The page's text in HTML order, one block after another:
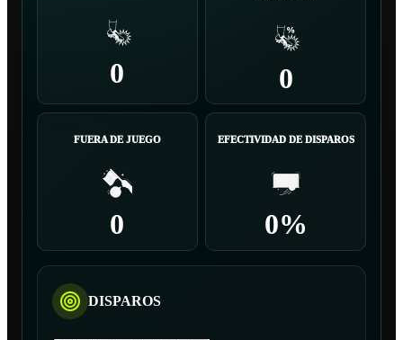
0 0
FUERA DE JUEGO
0
EFECTIVIDAD DE DISPAROS
0%
DISPAROS